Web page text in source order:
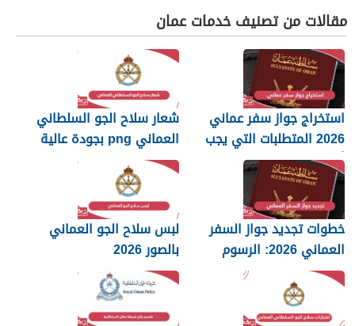
مقالات من تصنيف خدمات عمان
استخراج جواز سفر عماني
2026 المتطلبات التي يجب
أن تعرفها
شعار سلاح الجو السلطاني
العماني png بجودة عالية
2026
خطوات تجديد جواز السفر
العماني 2026: الرسوم
والمستندات المطلوبة
لبس سلاح الجو العماني
بالصور 2026